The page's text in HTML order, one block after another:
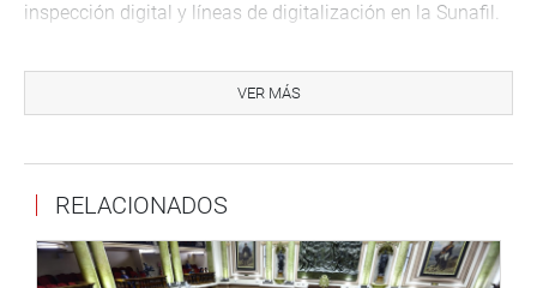
inspección digital y líneas de digitalización en la Sunafil.
humano serán destinados 14.5 millones de soles, con la
proyección de beneficiar a más de 7 mil personas, y para
ministro de estado agregó que, entre las metas al próximo
jóvenes, mujeres y personas con discapacidad y la
VER MÁS
RELACIONADOS